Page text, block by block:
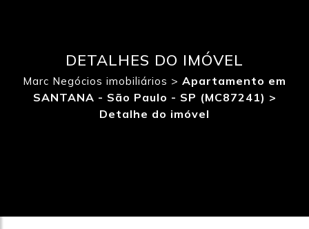
DETALHES DO IMÓVEL
Marc Negócios imobiliários > Apartamento em
SANTANA - São Paulo - SP (MC87241) >
Detalhe do imóvel